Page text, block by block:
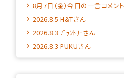
8月7日（金）今日の一言コメント
2026.8.5 H&Tさん
2026.8.3 ﾌﾟﾗﾝﾄﾘｰさん
2026.8.3 PUKUさん